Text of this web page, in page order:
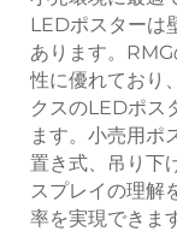
LEDポスターは
あります。
性に優れており
クスのLEDポス
ます。小売用ポ
置き式、吊り下
スプレイの理解
率を実現できま